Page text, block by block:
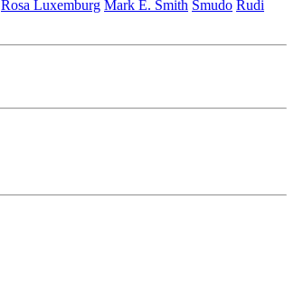
Rosa Luxemburg Mark E. Smith Smudo Rudi